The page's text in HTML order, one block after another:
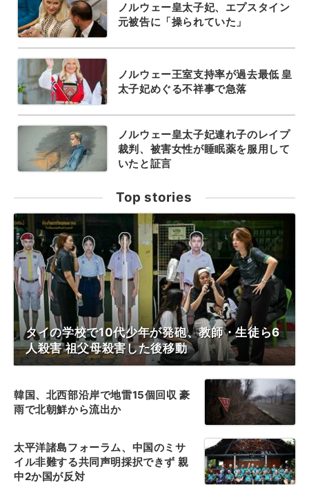
ノルウェー皇太子妃、エプスタイン
元被告に「操られていた」
ノルウェー王室支持率が過去最低 皇
太子妃めぐる不祥事で急落
ノルウェー皇太子妃連れ子のレイプ
裁判、被害女性が睡眠薬を服用して
いたと証言
Top stories
タイの学校で10代少年が発砲、教師・生徒ら6
人殺害 祖父母殺害した後移動
韓国、北西部沿岸で地雷15個回収 豪
雨で北朝鮮から流出か
太平洋諸島フォーラム、中国のミサ
イル非難する共同声明採択できず 親
中2か国が反対